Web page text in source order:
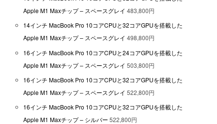
Apple M1 Maxチップ – スペースグレイ 483,800円
14インチ MacBook Pro 10コアCPUと32コアGPUを搭載した
Apple M1 Maxチップ – スペースグレイ 498,800円
16インチ MacBook Pro 10コアCPUと24コアGPUを搭載した
Apple M1 Maxチップ – スペースグレイ 503,800円
16インチ MacBook Pro 10コアCPUと32コアGPUを搭載した
Apple M1 Maxチップ – スペースグレイ 522,800円
16インチ MacBook Pro 10コアCPUと32コアGPUを搭載した
Apple M1 Maxチップ – シルバー 522,800円